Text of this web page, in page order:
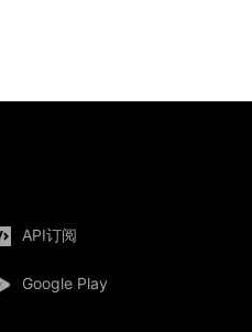
API订阅
Google Play